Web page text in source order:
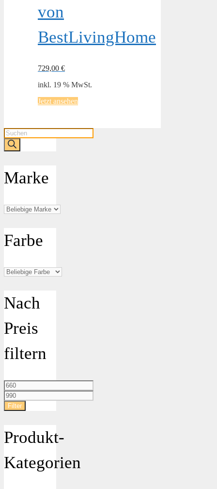
von
BestLivingHome
729,00 €
inkl. 19 % MwSt.
Jetzt ansehen
Products
search
Marke
Farbe
Nach
Preis
filtern
Min.
Preis
Max.
Preis
Filter
Produkt-
Kategorien